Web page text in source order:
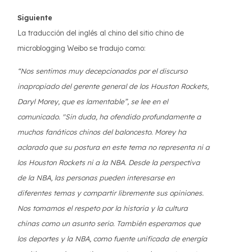
Siguiente
La traducción del inglés al chino del sitio chino de
microblogging Weibo se tradujo como:
“Nos sentimos muy decepcionados por el discurso
inapropiado del gerente general de los Houston Rockets,
Daryl Morey, que es lamentable”, se lee en el
comunicado. "Sin duda, ha ofendido profundamente a
muchos fanáticos chinos del baloncesto. Morey ha
aclarado que su postura en este tema no representa ni a
los Houston Rockets ni a la NBA. Desde la perspectiva
de la NBA, las personas pueden interesarse en
diferentes temas y compartir libremente sus opiniones.
Nos tomamos el respeto por la historia y la cultura
chinas como un asunto serio. También esperamos que
los deportes y la NBA, como fuente unificada de energía